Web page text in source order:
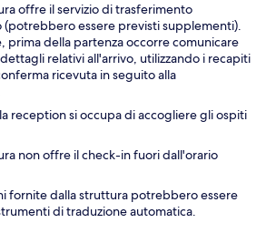
offre il servizio di trasferimento
essere previsti supplementi).
prima della partenza occorre comunicare
relativi all'arrivo, utilizzando i recapiti
ricevuta in seguito alla
reception si occupa di accogliere gli ospiti
non offre il check-in fuori dall'orario
fornite dalla struttura potrebbero essere
di traduzione automatica.